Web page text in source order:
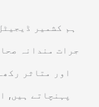
ہم کشمیر
جرات مندانہ
اور متاثر
پہنچاتے ہیں,